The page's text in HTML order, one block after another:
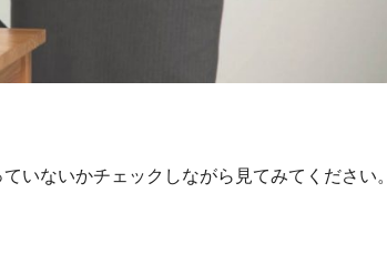
いないかチェックしながら見てみてください。